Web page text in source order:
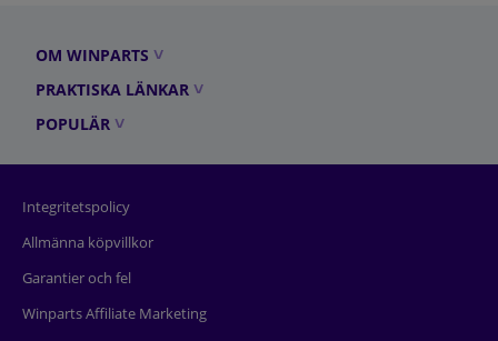
OM WINPARTS
PRAKTISKA LÄNKAR
POPULÄR
Integritetspolicy
Allmänna köpvillkor
Garantier och fel
Winparts Affiliate Marketing